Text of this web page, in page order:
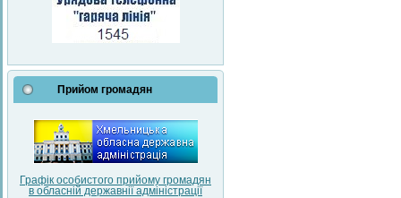
Прийом громадян
Графік особистого прийому громадян
в обласній державнії адміністрації